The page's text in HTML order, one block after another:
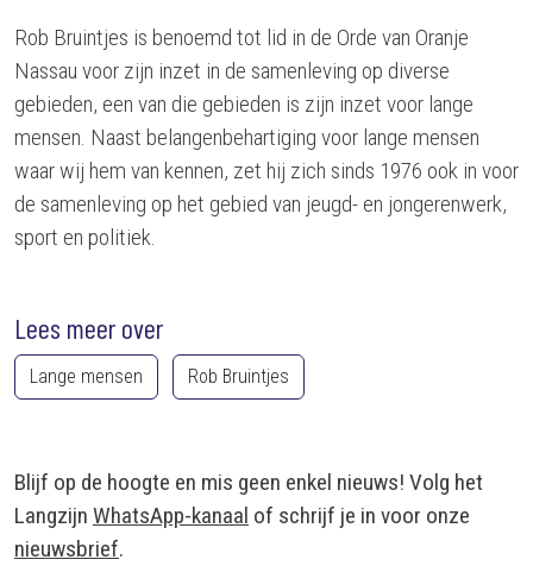
Rob Bruintjes is benoemd tot lid in de Orde van Oranje
Nassau voor zijn inzet in de samenleving op diverse
gebieden, een van die gebieden is zijn inzet voor lange
mensen. Naast belangenbehartiging voor lange mensen
waar wij hem van kennen, zet hij zich sinds 1976 ook in voor
de samenleving op het gebied van jeugd- en jongerenwerk,
sport en politiek.
Lees meer over
Lange mensen Rob Bruintjes
Blijf op de hoogte en mis geen enkel nieuws! Volg het
Langzijn WhatsApp-kanaal of schrijf je in voor onze
nieuwsbrief.